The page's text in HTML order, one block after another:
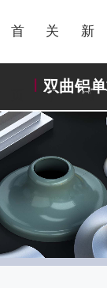
首 关
于
新
闻
双曲铝